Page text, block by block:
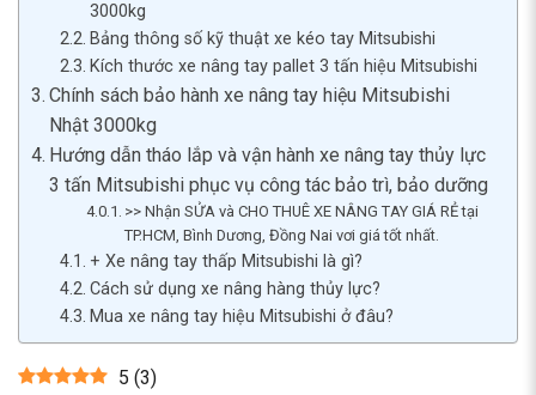
3000kg
Bảng thông số kỹ thuật xe kéo tay Mitsubishi
Kích thước xe nâng tay pallet 3 tấn hiệu Mitsubishi
Chính sách bảo hành xe nâng tay hiệu Mitsubishi
Nhật 3000kg
Hướng dẫn tháo lắp và vận hành xe nâng tay thủy lực
3 tấn Mitsubishi phục vụ công tác bảo trì, bảo dưỡng
>> Nhận SỬA và CHO THUÊ XE NÂNG TAY GIÁ RẺ tại
TP.HCM, Bình Dương, Đồng Nai vơi giá tốt nhất.
+ Xe nâng tay thấp Mitsubishi là gì?
Cách sử dụng xe nâng hàng thủy lực?
Mua xe nâng tay hiệu Mitsubishi ở đâu?
5 (3)